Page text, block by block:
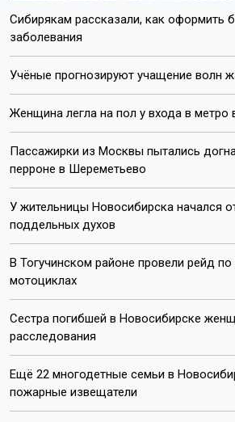
Сибирякам рассказали, как оформить
заболевания
Учёные прогнозируют учащение волн
Женщина легла на пол у входа в метро
Пассажирки из Москвы пытались
перроне в Шереметьево
У жительницы Новосибирска начался
поддельных духов
В Тогучинском районе провели рейд
мотоциклах
Сестра погибшей в Новосибирске
расследования
Ещё 22 многодетные семьи в
пожарные извещатели